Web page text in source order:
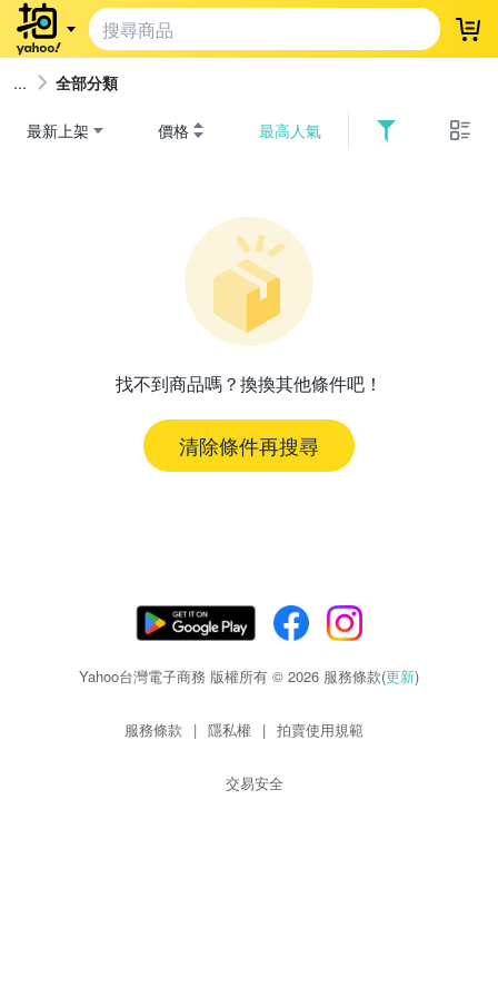
登
全部分類
最新上架 價格 最高人氣
找不到商品嗎？換換其他條件吧！
清除條件再搜尋
Yahoo台灣電子商務 版權所有 © 2026 服務條款(更新)
服務條款 | 隱私權 | 拍賣使用規範
交易安全